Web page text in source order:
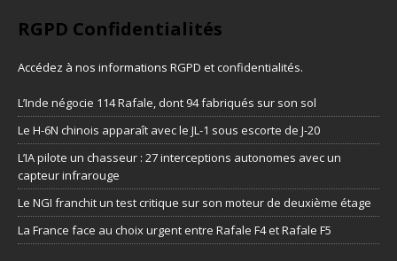
RGPD Confidentialités
Accédez à nos informations RGPD et confidentialités.
L’Inde négocie 114 Rafale, dont 94 fabriqués sur son sol
Le H-6N chinois apparaît avec le JL-1 sous escorte de J-20
L’IA pilote un chasseur : 27 interceptions autonomes avec un
capteur infrarouge
Le NGI franchit un test critique sur son moteur de deuxième étage
La France face au choix urgent entre Rafale F4 et Rafale F5